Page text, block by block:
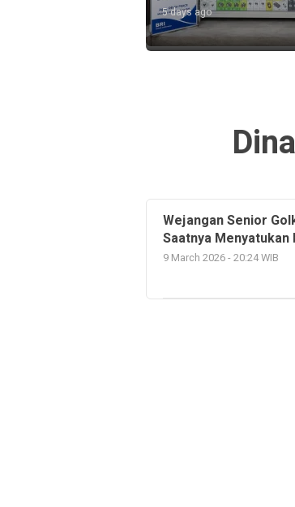
5 days ago
Wejangan Senior
Saatnya
9 March 2026 - 20:24 WIB